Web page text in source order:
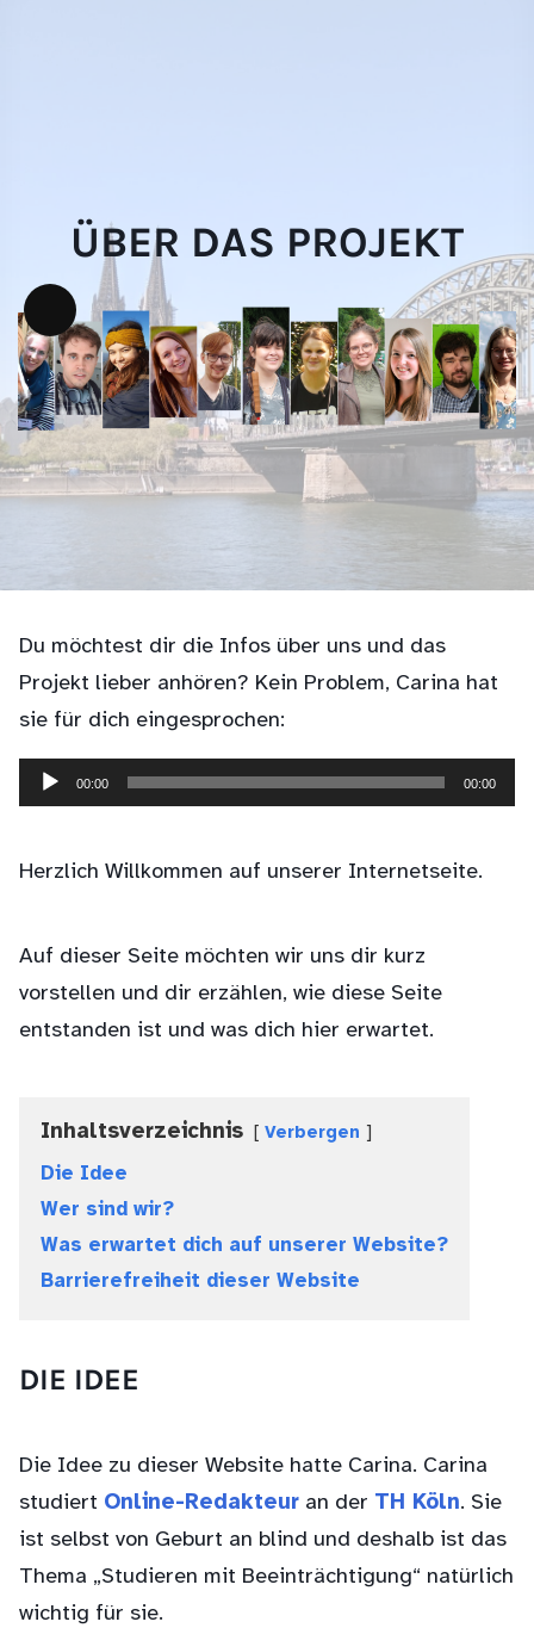
ÜBER DAS PROJEKT
Lange
Beschreibung
Du möchtest dir die Infos über uns und das
Projekt lieber anhören? Kein Problem, Carina hat
sie für dich eingesprochen:
Audio-
00:00 00:00
Herzlich Willkommen auf unserer Internetseite.
Auf dieser Seite möchten wir uns dir kurz
vorstellen und dir erzählen, wie diese Seite
entstanden ist und was dich hier erwartet.
Inhaltsverzeichnis Verbergen
Die Idee
Wer sind wir?
Was erwartet dich auf unserer Website?
Barrierefreiheit dieser Website
DIE IDEE
Die Idee zu dieser Website hatte Carina. Carina
studiert Online-Redakteur an der TH Köln. Sie
ist selbst von Geburt an blind und deshalb ist das
Thema „Studieren mit Beeinträchtigung“ natürlich
wichtig für sie.